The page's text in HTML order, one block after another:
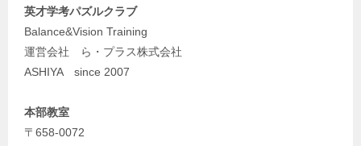
英才学考パズルクラブ
Balance&Vision Training
運営会社 ら・プラス株式会社
ASHIYA since 2007
本部教室
〒658-0072